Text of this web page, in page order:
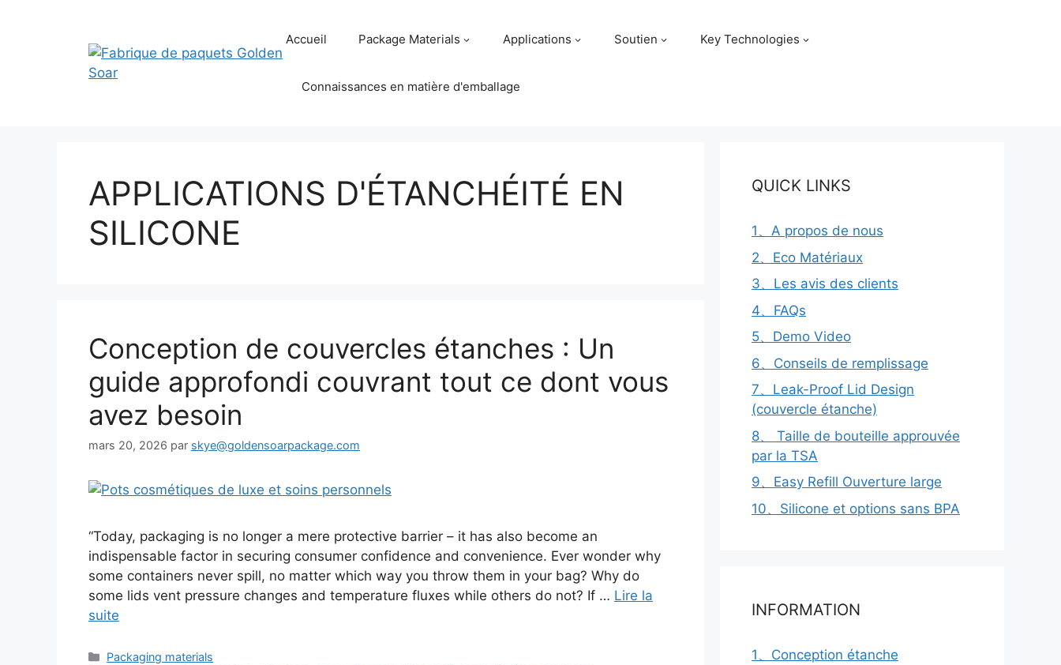
Accueil Package Materials Applications Soutien Key Technologies
Connaissances en matière d'emballage
APPLICATIONS D'ÉTANCHÉITÉ EN
SILICONE
Conception de couvercles étanches : Un
guide approfondi couvrant tout ce dont vous
avez besoin
mars 20, 2026 par skye@goldensoarpackage.com
“Today, packaging is no longer a mere protective barrier – it has also become an
indispensable factor in securing consumer confidence and convenience. Ever wonder why
some containers never spill, no matter which way you throw them in your bag? Why do
some lids vent pressure changes and temperature fluxes while others do not? If … Lire la
suite
Catégories
Packaging materials
QUICK LINKS
1、A propos de nous
2、Eco Matériaux
3、Les avis des clients
4、FAQs
5、Demo Video
6、Conseils de remplissage
7、Leak-Proof Lid Design
(couvercle étanche)
8、 Taille de bouteille approuvée
par la TSA
9、Easy Refill Ouverture large
10、Silicone et options sans BPA
INFORMATION
1、Conception étanche